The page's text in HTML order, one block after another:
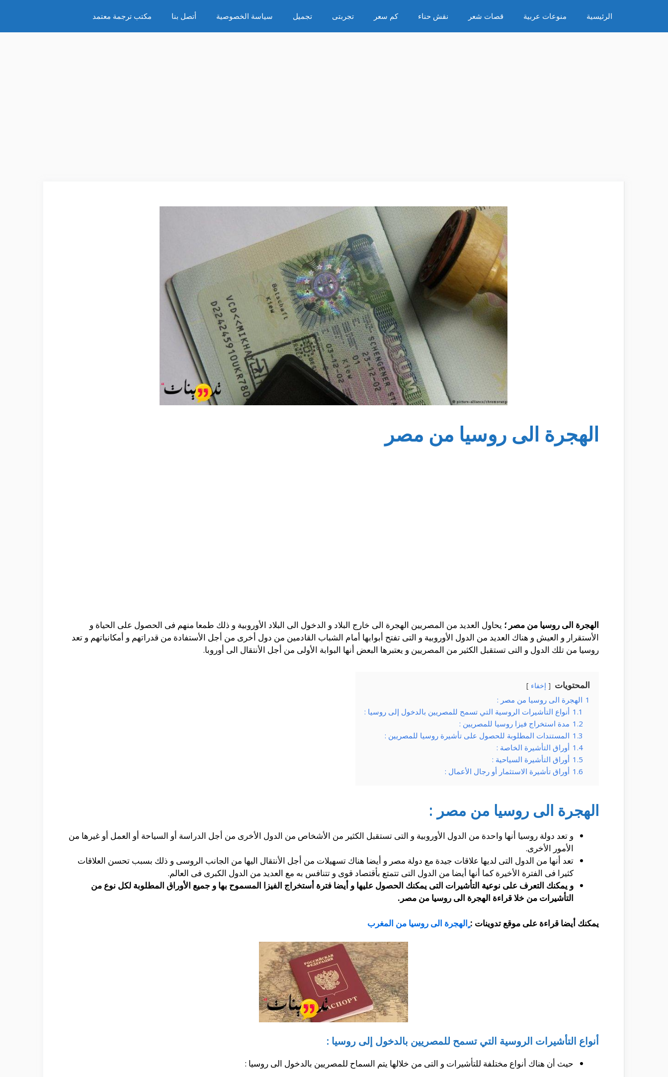
المحتوى
الرئيسية منوعات عربية قصات شعر نقش حناء كم سعر تجربتى تجميل سياسة الخصوصية أتصل بنا مكتب ترجمة معتمد
الهجرة الى روسيا من مصر
الهجرة الى روسيا من مصر ؛ يحاول العديد من المصريين الهجرة الى خارج البلاد و الدخول الى البلاد الأوروبية و ذلك طمعا منهم فى الحصول على الحياة و
الأستقرار و العيش و هناك العديد من الدول الأوروبية و التى تفتح أبوابها أمام الشباب القادمين من دول أخرى من أجل الأستفادة من قدراتهم و أمكانياتهم و تعد
روسيا من تلك الدول و التى تستقبل الكثير من المصريين و يعتبرها البعض أنها البوابة الأولى من أجل الأنتقال الى أوروبا.
المحتويات إخفاء
1 الهجرة الى روسيا من مصر :
1.1 أنواع التأشيرات الروسية التي تسمح للمصريين بالدخول إلى روسيا :
1.2 مدة استخراج فيزا روسيا للمصريين :
1.3 المستندات المطلوبة للحصول على تأشيرة روسيا للمصريين :
1.4 أوراق التأشيرة الخاصة :
1.5 أوراق التأشيرة السياحية :
1.6 أوراق تأشيرة الاستثمار أو رجال الأعمال :
الهجرة الى روسيا من مصر :
و تعد دولة روسيا أنها واحدة من الدول الأوروبية و التى تستقبل الكثير من الأشخاص من الدول الأخرى من أجل الدراسة أو السياحة أو العمل أو غيرها من
الأمور الأخرى.
تعد أنها من الدول التى لديها علاقات جيدة مع دولة مصر و أيضا هناك تسهيلات من أجل الأنتقال اليها من الجانب الروسى و ذلك بسبب تحسن العلاقات
كثيرا فى الفترة الأخيرة كما أنها أيضا من الدول التى تتمتع بأقتصاد قوى و تتنافس به مع العديد من الدول الكبرى فى العالم.
و يمكنك التعرف على نوعية التأشيرات التى يمكنك الحصول عليها و أيضا فترة أستخراج الفيزا المسموح بها و جميع الأوراق المطلوبة لكل نوع من
التأشيرات من خلا قراءة الهجرة الى روسيا من مصر.
يمكنك أيضا قراءة على موقع تدوينات : ٍالهجرة الى روسيا من المغرب
أنواع التأشيرات الروسية التي تسمح للمصريين بالدخول إلى روسيا :
حيث أن هناك أنواع مختلفة للتأشيرات و التى من خلالها يتم السماح للمصريين بالدخول الى روسيا :